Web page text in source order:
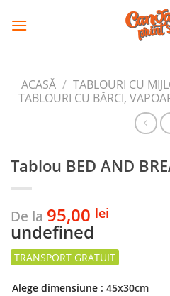
PRINT
ACASĂ / TABLOURI CU
TABLOURI CU BĂRCI,
Tablou BED AND
De la 95,00 lei
undefined
Alege dimensiune : 45x30cm